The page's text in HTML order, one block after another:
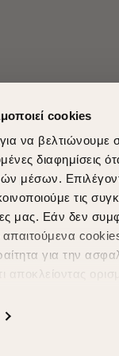
cookies
να βελτιώνουμε
διαφημίσεις
μέσων.
τις
μας. Εάν δεν
για την
αποκλείοντας
Για να